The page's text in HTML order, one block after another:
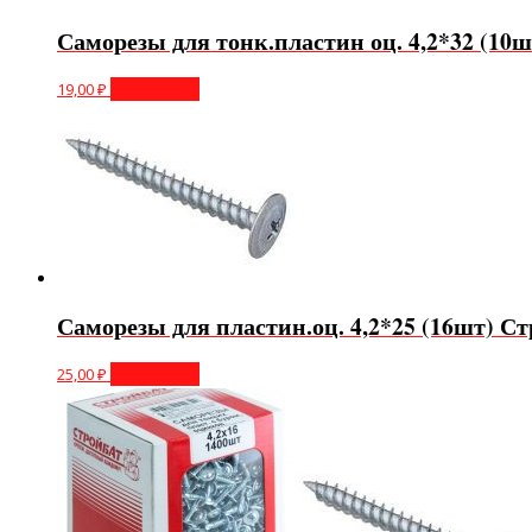
Саморезы для тонк.пластин оц. 4,2*32
19,00₽
Саморезы для пластин.оц. 4,2*25 (16шт)
25,00₽